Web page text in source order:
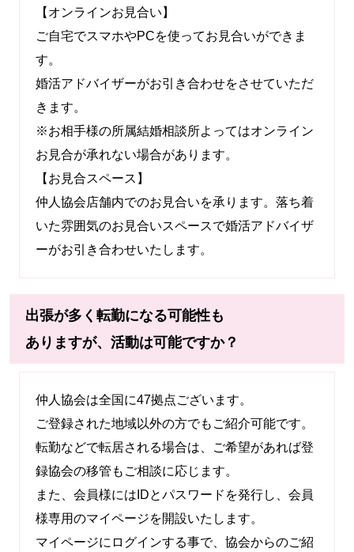
【オンラインお見合い】
ご自宅でスマホやPCを使ってお見合いができま
す。
婚活アドバイザーがお引き合わせをさせていただ
きます。
※お相手様の所属結婚相談所よってはオンライン
お見合が承れない場合があります。
【お見合スペース】
仲人協会店舗内でのお見合いを承ります。落ち着
いた雰囲気のお見合いスペースで婚活アドバイザ
ーがお引き合わせいたします。
出張が多く転勤になる可能性も
ありますが、活動は可能ですか？
仲人協会は全国に47拠点ございます。
ご登録された地域以外の方でもご紹介可能です。
転勤などで転居される場合は、ご希望があれば登
録協会の移管もご相談に応じます。
また、会員様にはIDとパスワードを発行し、会員
様専用のマイページを開設いたします。
マイページにログインする事で、協会からのご紹